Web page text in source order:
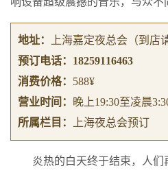
地址： 上海嘉定夜总会 （到店
预订电话： 18259116463
消费价格： 588¥
营业时间：
晚上19:30至凌晨
所属栏目：
上海夜总会预订
炎热的白天终于结束，人